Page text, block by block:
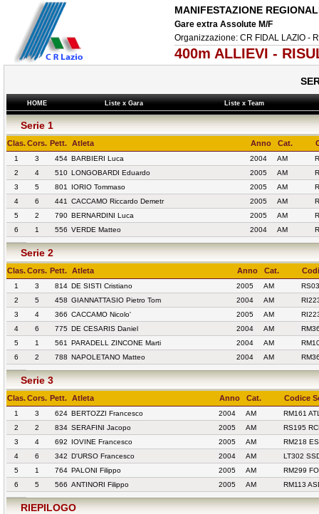
MANIFESTAZIONE
Gare extra Assolute M/F
Organizzazione: CR FIDAL LAZIO -
400m ALLIEVI -
HOME Liste x Gara Liste x Team
Serie 1
Clas.Cors. Pett. Atleta Anno Cat.
1 3 454 BARBIERI Luca 2004 AM
2
4 510 LONGOBARDI Eduardo 2005 AM
3
5 801 IORIO Tommaso 2005 AM
4
6 441 CACCAMO Riccardo Demetr 2005 AM
5
2 790 BERNARDINI Luca 2005 AM
6
1 556 VERDE Matteo 2004 AM
Serie 2
Clas.Cors. Pett. Atleta Anno Cat.
1 3 814 DE SISTI Cristiano 2005 AM
2
5 458 GIANNATTASIO Pietro Tom 2004 AM
3
4 366 CACCAMO Nicolo' 2005 AM
4
6 775 DE CESARIS Daniel 2004 AM
5
1 561 PARADELL ZINCONE Marti 2004 AM
6
2 788 NAPOLETANO Matteo 2004 AM
Serie 3
Clas.Cors. Pett. Atleta Anno Cat. Codice
1 3 624 BERTOZZI Francesco 2004 AM
RM161
2
2 834 SERAFINI Jacopo 2005 AM
RS195
3
4 692 IOVINE Francesco 2005 AM
RM218
4
6 342 D'URSO Francesco 2004 AM
LT302
5
1 764 PALONI Filippo 2005 AM
RM299
6
5 566 ANTINORI Filippo 2005 AM RM113
RIEPILOGO